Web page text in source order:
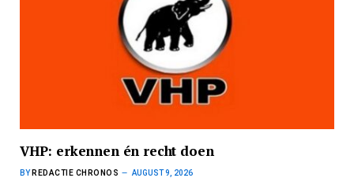
VHP: erkennen én recht doen
BY REDACTIE CHRONOS AUGUST 9, 2026